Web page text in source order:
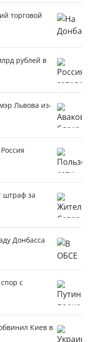
торговой
рублей в
Львова из-
штраф за
Донбасса
с
Киев в